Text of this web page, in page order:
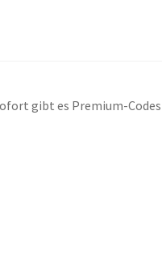
gibt es Premium-Codes